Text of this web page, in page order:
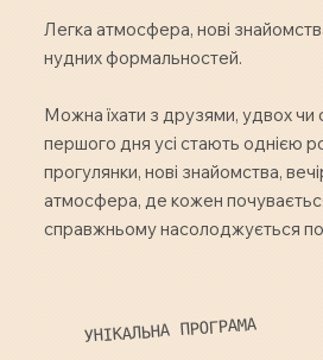
Легка атмосфера, нові
нудних формальностей.
Можна їхати з друзями, удвох чи
першого дня усі стають однією
прогулянки, нові знайомства,
атмосфера, де кожен
справжньому насолоджується
УНІКАЛЬНА ПРОГРАМА